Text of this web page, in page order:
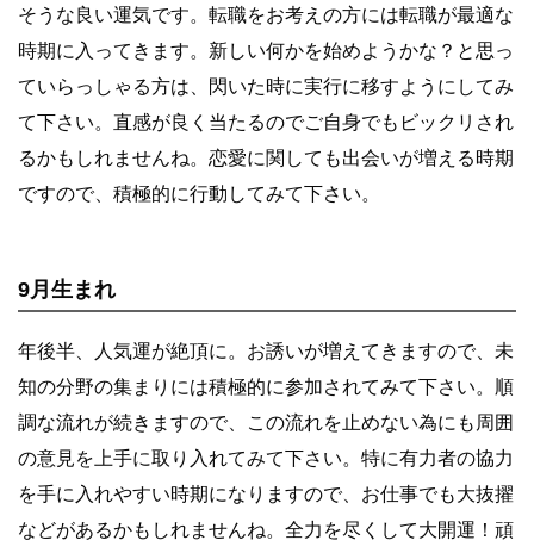
そうな良い運気です。転職をお考えの方には転職が最適な
時期に入ってきます。新しい何かを始めようかな？と思っ
ていらっしゃる方は、閃いた時に実行に移すようにしてみ
て下さい。直感が良く当たるのでご自身でもビックリされ
るかもしれませんね。恋愛に関しても出会いが増える時期
ですので、積極的に行動してみて下さい。
9月生まれ
年後半、人気運が絶頂に。お誘いが増えてきますので、未
知の分野の集まりには積極的に参加されてみて下さい。順
調な流れが続きますので、この流れを止めない為にも周囲
の意見を上手に取り入れてみて下さい。特に有力者の協力
を手に入れやすい時期になりますので、お仕事でも大抜擢
などがあるかもしれませんね。全力を尽くして大開運！頑